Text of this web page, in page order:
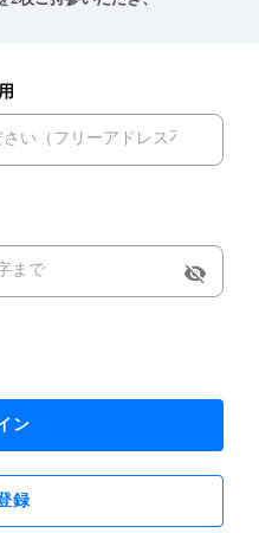
visibility_off
ン
録